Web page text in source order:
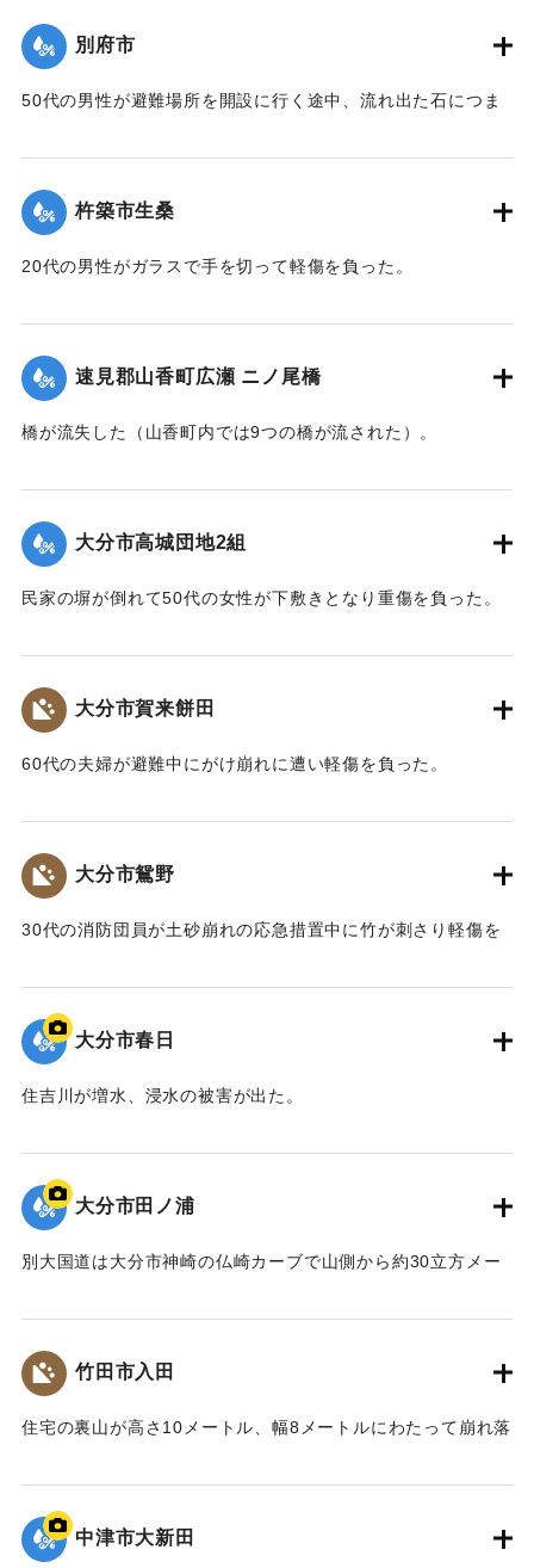
旧にあたる
昭五一．九．一一．一一時三〇分
災害救助法発令 激甚災害地域指定
1976/9/7-1976/9/13｜固有コード:
別府市
50代の男性が避難場所を開設に行く途中、流れ出た石につま
杵築市生桑
20代の男性がガラスで手を切って軽傷を負った。
｜固有コード:00857033
速見郡山香町広瀬 ニノ尾橋
橋が流失した（山香町内では9つの橋が流された）。
｜固有コード:
大分市高城団地2組
民家の塀が倒れて50代の女性が下敷きとなり重傷を負った。
｜固有コード:00857027
大分市賀来餅田
60代の夫婦が避難中にがけ崩れに遭い軽傷を負った。
｜固有コード:00857028
大分市鴛野
30代の消防団員が土砂崩れの応急措置中に竹が刺さり軽傷を
｜固有コード:
大分市春日
住吉川が増水、浸水の被害が出た。
｜固有コード:00857022
大分市田ノ浦
別大国道は大分市神崎の仏崎カーブで山側から約30立方メー
なった。また満潮と重なったため約20センチ冠水しているこ
ともあり、復旧の見通しが立たなかった。写真は田ノ浦地区
の泥をかぶった道路。
【出典：大分合同新聞 1976年9月11日朝刊11面】
竹田市入田
住宅の裏山が高さ10メートル、幅8メートルにわたって崩れ落
ぶし、前の県道に流れ込んだ。住人は仕事に出かけていたた
め無事だった。
【出典：大分合同新聞 1976年9月10日夕刊7面】
中津市大新田